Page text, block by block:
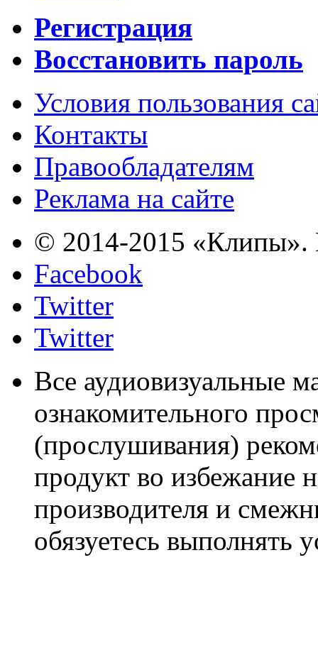
Регистрация
Восстановить пароль
Условия пользования
Контакты
Правообладателям
Реклама на сайте
© 2014-2015 «Клипы».
Facebook
Twitter
Twitter
Все аудиовизуальные
ознакомительного
(прослушивания)
продукт во избежание
производителя и
обязуетесь выполнять